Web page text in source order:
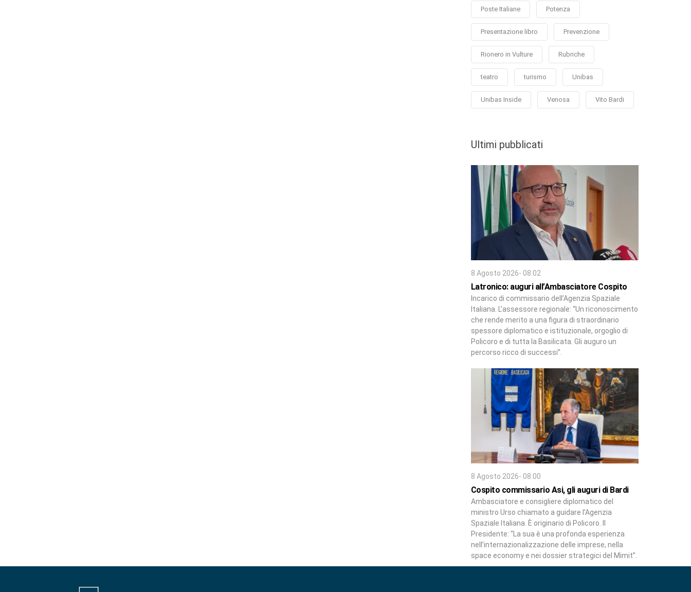
Poste Italiane Potenza
Presentazione libro Prevenzione
Rionero in Vulture Rubriche
teatro turismo Unibas
Unibas Inside Venosa Vito Bardi
Ultimi pubblicati
8 Agosto 2026- 08:02
Latronico: auguri all’Ambasciatore Cospito
Incarico di commissario dell’Agenzia Spaziale
Italiana. L’assessore regionale: “Un riconoscimento
che rende merito a una figura di straordinario
spessore diplomatico e istituzionale, orgoglio di
Policoro e di tutta la Basilicata. Gli auguro un
percorso ricco di successi”.
8 Agosto 2026- 08:00
Cospito commissario Asi, gli auguri di Bardi
Ambasciatore e consigliere diplomatico del
ministro Urso chiamato a guidare l’Agenzia
Spaziale Italiana. È originario di Policoro. Il
Presidente: “La sua è una profonda esperienza
nell’internazionalizzazione delle imprese, nella
space economy e nei dossier strategici del Mimit”.